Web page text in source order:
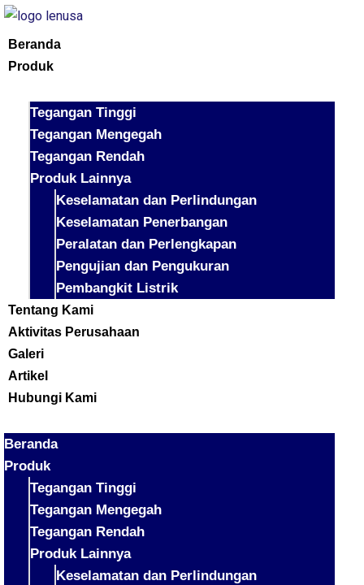
Beranda
Produk
Tegangan Tinggi
Tegangan Mengegah
Tegangan Rendah
Produk Lainnya
Keselamatan dan Perlindungan
Keselamatan Penerbangan
Peralatan dan Perlengkapan
Pengujian dan Pengukuran
Pembangkit Listrik
Tentang Kami
Aktivitas Perusahaan
Galeri
Artikel
Hubungi Kami
Beranda
Produk
Tegangan Tinggi
Tegangan Mengegah
Tegangan Rendah
Produk Lainnya
Keselamatan dan Perlindungan